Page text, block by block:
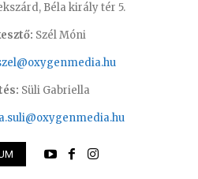
Béla király tér 5.
Szél Móni
Süli Gabriella